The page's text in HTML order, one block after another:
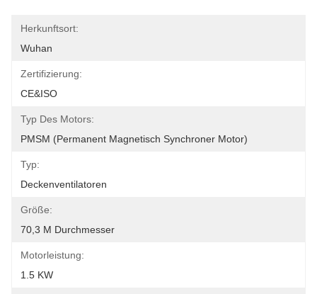
Herkunftsort:
Wuhan
Zertifizierung:
CE&ISO
Typ Des Motors:
PMSM (permanent Magnetisch Synchroner Motor)
Typ:
Deckenventilatoren
Größe:
70,3 M Durchmesser
Motorleistung:
1.5 KW